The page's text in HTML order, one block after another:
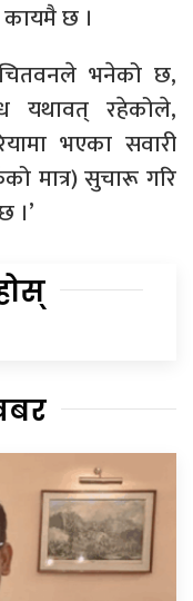
छ ।
चितवनले भनेको छ,
यथावत् रहेकोले,
भएका सवारी
मात्र) सुचारू गरि
।’